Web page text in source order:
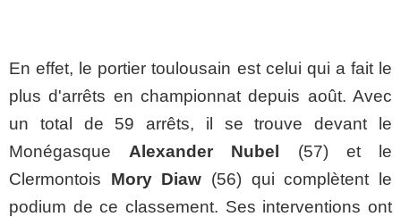
En effet, le portier toulousain est celui qui a fait le
plus d'arrêts en championnat depuis août. Avec
un total de 59 arrêts, il se trouve devant le
Monégasque Alexander Nubel
(57) et le
Clermontois Mory Diaw (56) qui complètent le
podium de ce classement. Ses interventions ont